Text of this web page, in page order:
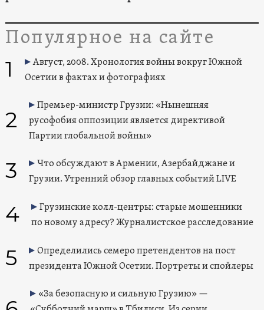
Популярное на сайте
1
Август, 2008. Хронология войны вокруг Южной
Осетии в фактах и фотографиях
2
Премьер-министр Грузии: «Нынешняя
русофобия оппозиции является директивой
Партии глобальной войны»
3
Что обсуждают в Армении, Азербайджане и
Грузии. Утренний обзор главных событий LIVE
4
Грузинские колл-центры: старые мошенники
по новому адресу? Журналистское расследование
5
Определились семеро претендентов на пост
президента Южной Осетии. Портреты и спойлеры
«За безопасную и сильную Грузию» —